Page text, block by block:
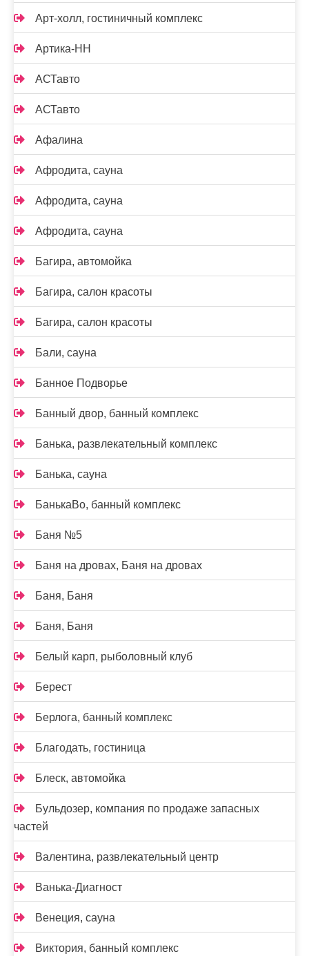
Арт-холл, гостиничный комплекс
Артика-НН
АСТавто
АСТавто
Афалина
Афродита, сауна
Афродита, сауна
Афродита, сауна
Багира, автомойка
Багира, салон красоты
Багира, салон красоты
Бали, сауна
Банное Подворье
Банный двор, банный комплекс
Банька, развлекательный комплекс
Банька, сауна
БанькаВо, банный комплекс
Баня №5
Баня на дровах, Баня на дровах
Баня, Баня
Баня, Баня
Белый карп, рыболовный клуб
Берест
Берлога, банный комплекс
Благодать, гостиница
Блеск, автомойка
Бульдозер, компания по продаже запасных
частей
Валентина, развлекательный центр
Ванька-Диагност
Венеция, сауна
Виктория, банный комплекс